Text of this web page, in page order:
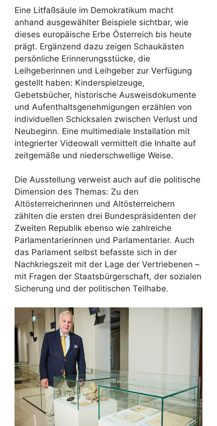
Eine Litfaßsäule im Demokratikum macht
anhand ausgewählter Beispiele sichtbar, wie
dieses europäische Erbe Österreich bis heute
prägt. Ergänzend dazu zeigen Schaukästen
persönliche Erinnerungsstücke, die
Leihgeberinnen und Leihgeber zur Verfügung
gestellt haben: Kinderspielzeuge,
Gebetsbücher, historische Ausweisdokumente
und Aufenthaltsgenehmigungen erzählen von
individuellen Schicksalen zwischen Verlust und
Neubeginn. Eine multimediale Installation mit
integrierter Videowall vermittelt die Inhalte auf
zeitgemäße und niederschwellige Weise.
Die Ausstellung verweist auch auf die politische
Dimension des Themas: Zu den
Altösterreicherinnen und Altösterreichern
zählten die ersten drei Bundespräsidenten der
Zweiten Republik ebenso wie zahlreiche
Parlamentarierinnen und Parlamentarier. Auch
das Parlament selbst befasste sich in der
Nachkriegszeit mit der Lage der Vertriebenen –
mit Fragen der Staatsbürgerschaft, der sozialen
Sicherung und der politischen Teilhabe.